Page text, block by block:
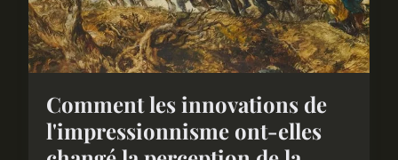
Comment les innovations de
l'impressionnisme ont-elles